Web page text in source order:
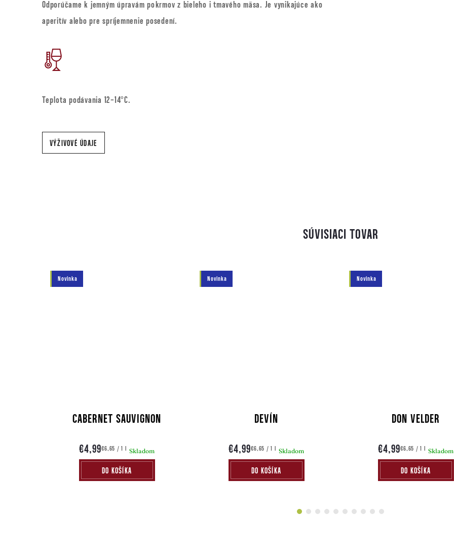
Odporúčame k jemným úpravám pokrmov z bieleho i tmavého mäsa. Je vynikajúce ako
aperitív alebo pre spríjemnenie posedení.
Teplota podávania 12-14°C.
VÝŽIVOVÉ ÚDAJE
SÚVISIACI TOVAR
Novinka
CABERNET SAUVIGNON
€4,99Jednotková
cena:
€6,65 / 1 l Skladom
DO KOŠÍKA
Novinka
DEVÍN
€4,99Jednotková
cena:
€6,65 / 1 l Skladom
DO KOŠÍKA
Novinka
DON VELDER
€4,99Jednotková
cena:
€6,65 / 1 l Skladom
DO KOŠÍKA